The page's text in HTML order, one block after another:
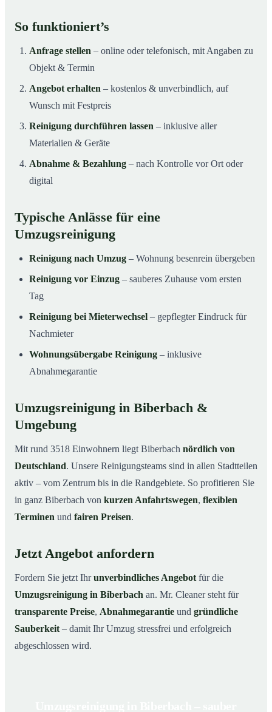
So funktioniert’s
Anfrage stellen – online oder telefonisch, mit Angaben zu
Objekt & Termin
Angebot erhalten – kostenlos & unverbindlich, auf
Wunsch mit Festpreis
Reinigung durchführen lassen – inklusive aller
Materialien & Geräte
Abnahme & Bezahlung – nach Kontrolle vor Ort oder
digital
Typische Anlässe für eine
Umzugsreinigung
Reinigung nach Umzug – Wohnung besenrein übergeben
Reinigung vor Einzug – sauberes Zuhause vom ersten
Tag
Reinigung bei Mieterwechsel – gepflegter Eindruck für
Nachmieter
Wohnungsübergabe Reinigung – inklusive
Abnahmegarantie
Umzugsreinigung in Biberbach &
Umgebung
Mit rund 3518 Einwohnern liegt Biberbach nördlich von
Deutschland. Unsere Reinigungsteams sind in allen Stadtteilen
aktiv – vom Zentrum bis in die Randgebiete. So profitieren Sie
in ganz Biberbach von kurzen Anfahrtswegen, flexiblen
Terminen und fairen Preisen.
Jetzt Angebot anfordern
Fordern Sie jetzt Ihrunverbindliches Angebot für die
Umzugsreinigung in Biberbach an. Mr. Cleaner steht für
transparente Preise, Abnahmegarantie und gründliche
Sauberkeit – damit Ihr Umzug stressfrei und erfolgreich
abgeschlossen wird.